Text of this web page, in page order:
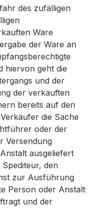
des zufälligen
Ware
der Ware an
hiervon geht die
und der
der verkauften
bereits auf den
die Sache
oder der
Versendung
ausgeliefert
den
zur Ausführung
Person oder Anstalt
und der